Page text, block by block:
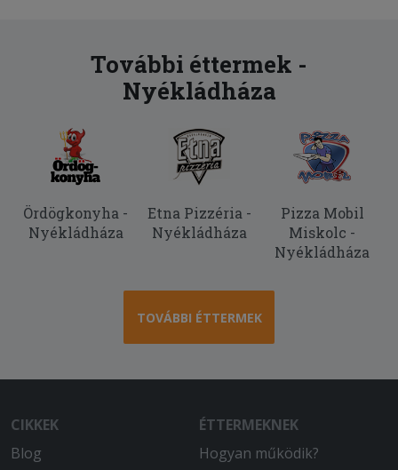
2026-02-18 - András:
Köszönjük nagyon finom volt!
Finomak voltak a pizzák, mint mindig
2025-10-29 - :
Nem csináltak meg amit kértem, így a
pizza nekem ehetetlen volt, 4000ft
kuka
Megszokotthoz képest és abszolút
értelemben is kritikán aluli minőség.
Hidegen érkezett az étel, a pizzán szó
szerint nem volt feltét, a pizzatekercs
Az étel finom, de a 3 óra várakozás az
További éttermek -
Nyékládháza
Ördögkonyha -
Nyékládháza
Etna Pizzéria -
Nyékládháza
Pizza Mobil
Miskolc -
Nyékládháza
TOVÁBBI ÉTTERMEK
CIKKEK
Blog
ÉTTERMEKNEK
Hogyan működik?